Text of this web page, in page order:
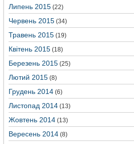
Липень 2015 (22)
Червень 2015 (34)
Травень 2015 (19)
Квітень 2015 (18)
Березень 2015 (25)
Лютий 2015 (8)
Грудень 2014 (6)
Листопад 2014 (13)
Жовтень 2014 (13)
Вересень 2014 (8)